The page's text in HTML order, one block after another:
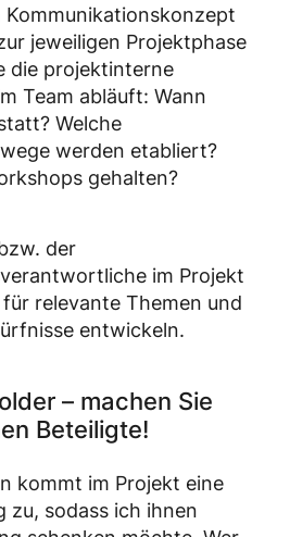
Kommunikationskonzept
jeweiligen Projektphase
die projektinterne
Team abläuft: Wann
Welche
werden etabliert?
gehalten?
der
im Projekt
für relevante Themen und
entwickeln.
– machen Sie
Beteiligte!
kommt im Projekt eine
zu, sodass ich ihnen